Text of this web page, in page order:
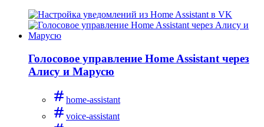
Голосовое управление Home Assistant через
Алису и Марусю
home-assistant
voice-assistant